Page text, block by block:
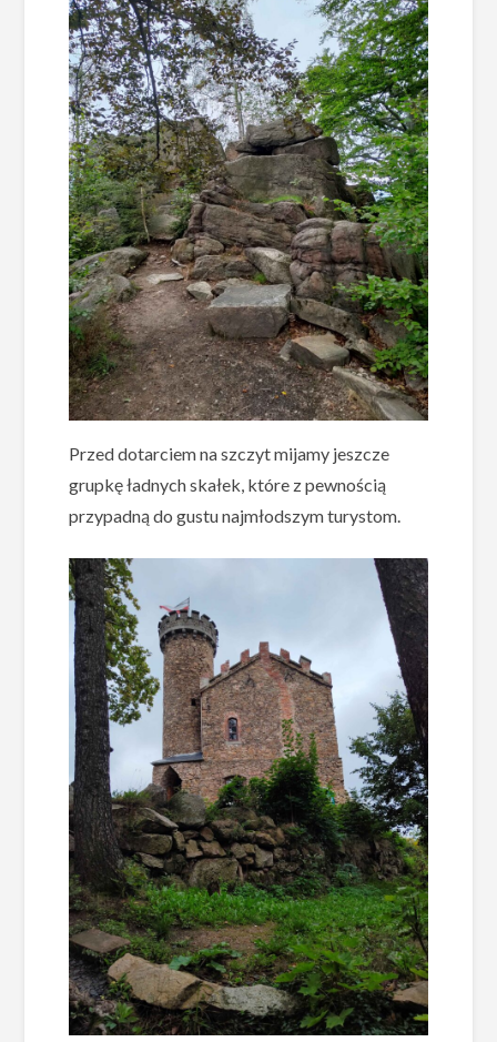
Przed dotarciem na szczyt mijamy jeszcze
grupkę ładnych skałek, które z pewnością
przypadną do gustu najmłodszym turystom.